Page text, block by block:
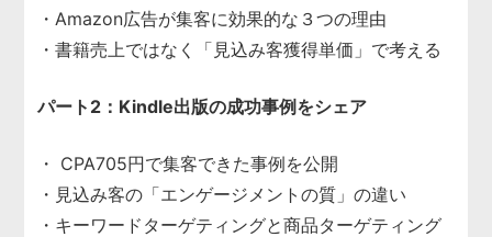
・Amazon広告が集客に効果的な３つの理由
・書籍売上ではなく「見込み客獲得単価」で考える
パート2：Kindle出版の成功事例をシェア
・ CPA705円で集客できた事例を公開
・見込み客の「エンゲージメントの質」の違い
・キーワードターゲティングと商品ターゲティング